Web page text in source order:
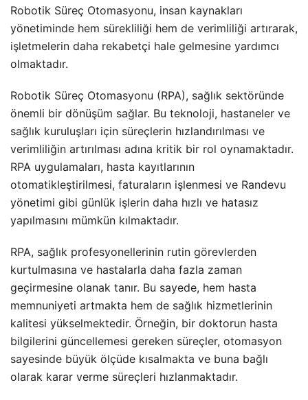
Robotik Süreç Otomasyonu, insan kaynakları
yönetiminde hem sürekliliği hem de verimliliği artırarak,
işletmelerin daha rekabetçi hale gelmesine yardımcı
olmaktadır.
Robotik Süreç Otomasyonu (RPA), sağlık sektöründe
önemli bir dönüşüm sağlar. Bu teknoloji, hastaneler ve
sağlık kuruluşları için süreçlerin hızlandırılması ve
verimliliğin artırılması adına kritik bir rol oynamaktadır.
RPA uygulamaları, hasta kayıtlarının
otomatikleştirilmesi, faturaların işlenmesi ve Randevu
yönetimi gibi günlük işlerin daha hızlı ve hatasız
yapılmasını mümkün kılmaktadır.
RPA, sağlık profesyonellerinin rutin görevlerden
kurtulmasına ve hastalarla daha fazla zaman
geçirmesine olanak tanır. Bu sayede, hem hasta
memnuniyeti artmakta hem de sağlık hizmetlerinin
kalitesi yükselmektedir. Örneğin, bir doktorun hasta
bilgilerini güncellemesi gereken süreçler, otomasyon
sayesinde büyük ölçüde kısalmakta ve buna bağlı
olarak karar verme süreçleri hızlanmaktadır.